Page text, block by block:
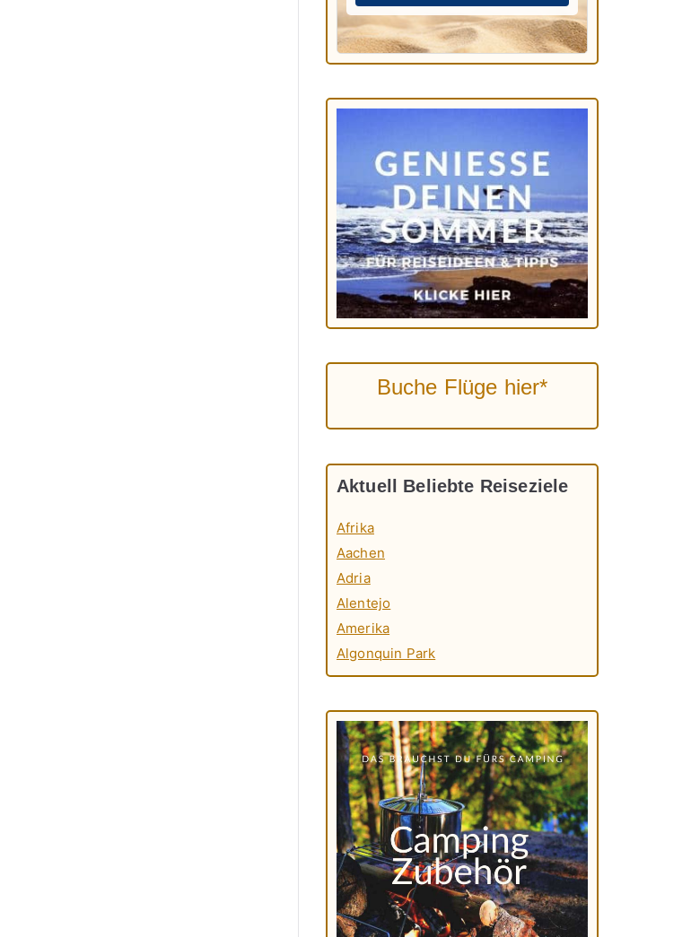
Buche Flüge hier*
Aktuell Beliebte Reiseziele
Afrika
Aachen
Adria
Alentejo
Amerika
Algonquin Park